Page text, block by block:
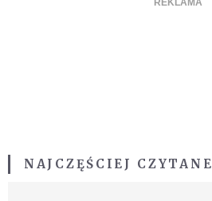
NAJCZĘŚCIEJ CZYTANE